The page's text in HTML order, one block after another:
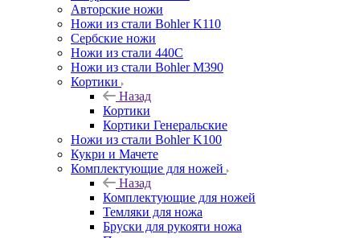
Авторские ножи
Ножи из стали Bohler K110
Сербские ножи
Ножи из стали 440С
Ножи из стали Bohler M390
Кортики
Назад
Кортики
Кортики Генеральские
Ножи из стали Bohler K100
Кукри и Мачете
Комплектующие для ножей
Назад
Комплектующие для ножей
Темляки для ножа
Бруски для рукояти ножа